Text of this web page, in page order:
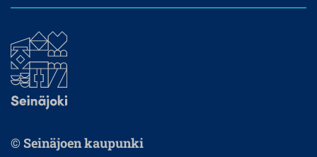
© Seinäjoen kaupunki